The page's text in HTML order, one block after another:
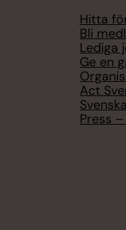
Hitta
Bli
Lediga
Ge en
Act
Press